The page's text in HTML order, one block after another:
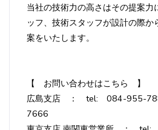
当社の技術力の高さはその提案力
ッフ、技術スタッフが設計の際か
案をいたします。
【 お問い合わせはこちら 】
広島支店 ： tel: 084-955-
7666